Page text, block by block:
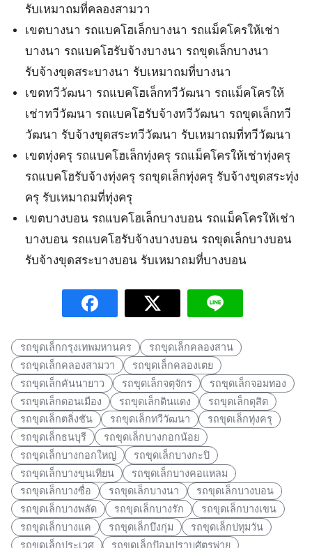
รับเหมาถมที่คลองสามวา
เขตบางนา รถแบคโฮเล็กบางนา รถแม็คโครให้เช่า
บางนา รถแบคโฮรับจ้างบางนา รถขุดเล็กบางนา
รับจ้างขุดสระบางนา รับเหมาถมที่บางนา
เขตทวีวัฒนา รถแบคโฮเล็กทวีวัฒนา รถแม็คโครให้
เช่าทวีวัฒนา รถแบคโฮรับจ้างทวีวัฒนา รถขุดเล็กทวี
วัฒนา รับจ้างขุดสระทวีวัฒนา รับเหมาถมที่ทวีวัฒนา
เขตทุ่งครุ รถแบคโฮเล็กทุ่งครุ รถแม็คโครให้เช่าทุ่งครุ
รถแบคโฮรับจ้างทุ่งครุ รถขุดเล็กทุ่งครุ รับจ้างขุดสระทุ่ง
ครุ รับเหมาถมที่ทุ่งครุ
เขตบางบอน รถแบคโฮเล็กบางบอน รถแม็คโครให้เช่า
บางบอน รถแบคโฮรับจ้างบางบอน รถขุดเล็กบางบอน
รับจ้างขุดสระบางบอน รับเหมาถมที่บางบอน
รถขุดเล็กกรุงเทพมหานคร
รถขุดเล็กคลองสาน
รถขุดเล็กคลองสามวา
รถขุดเล็กคลองเตย
รถขุดเล็กคันนายาว
รถขุดเล็กจตุจักร
รถขุดเล็กจอมทอง
รถขุดเล็กดอนเมือง
รถขุดเล็กดินแดง
รถขุดเล็กดุสิต
รถขุดเล็กตลิ่งชัน
รถขุดเล็กทวีวัฒนา
รถขุดเล็กทุ่งครุ
รถขุดเล็กธนบุรี
รถขุดเล็กบางกอกน้อย
รถขุดเล็กบางกอกใหญ่
รถขุดเล็กบางกะปิ
รถขุดเล็กบางขุนเทียน
รถขุดเล็กบางคอแหลม
รถขุดเล็กบางซื่อ
รถขุดเล็กบางนา
รถขุดเล็กบางบอน
รถขุดเล็กบางพลัด
รถขุดเล็กบางรัก
รถขุดเล็กบางเขน
รถขุดเล็กบางแค
รถขุดเล็กบึงกุ่ม
รถขุดเล็กปทุมวัน
รถขุดเล็กประเวศ
รถขุดเล็กป้อมปราบศัตรูพ่าย